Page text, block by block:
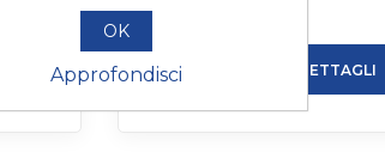
+ SCOPRI I DETTAGLI
OK
Approfondisci